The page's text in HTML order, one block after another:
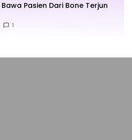
Pasien Dari Bone Terjun
1